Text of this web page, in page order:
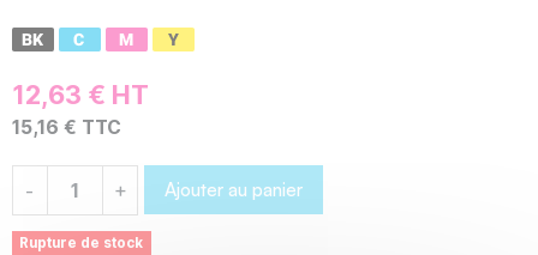
12,63 € HT
15,16 € TTC
- + Ajouter au panier
Rupture de stock